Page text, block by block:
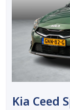
Kia Ceed